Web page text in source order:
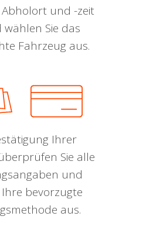
Abholort und -zeit
wählen Sie das
Fahrzeug aus.
Ihrer
Sie alle
und
bevorzugte
aus.